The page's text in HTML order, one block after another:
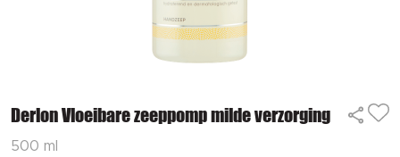
Derlon Vloeibare zeeppomp milde verzorging
500 ml